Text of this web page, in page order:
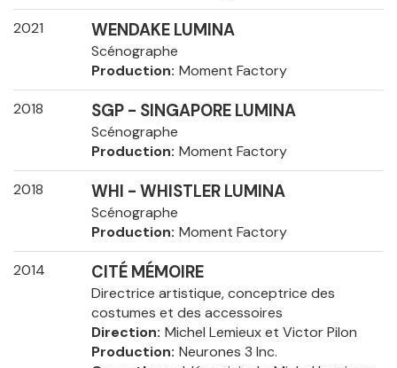
2021 WENDAKE LUMINA
Scénographe
Production Moment Factory
2018 SGP - SINGAPORE LUMINA
Scénographe
Production Moment Factory
2018 WHI - WHISTLER LUMINA
Scénographe
Production Moment Factory
2014 CITÉ MÉMOIRE
Directrice artistique, conceptrice des
costumes et des accessoires
Direction Michel Lemieux et Victor Pilon
Production Neurones 3 Inc.